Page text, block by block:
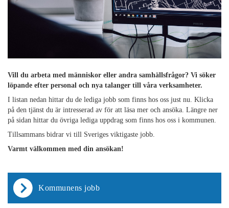
Vill du arbeta med människor eller andra samhällsfrågor? Vi söker
löpande efter personal och nya talanger till våra verksamheter.
I listan nedan hittar du de lediga jobb som finns hos oss just nu. Klicka
på den tjänst du är intresserad av för att läsa mer och ansöka. Längre ner
på sidan hittar du övriga lediga uppdrag som finns hos oss i kommunen.
Tillsammans bidrar vi till Sveriges viktigaste jobb.
Varmt välkommen med din ansökan!
Kommunens jobb